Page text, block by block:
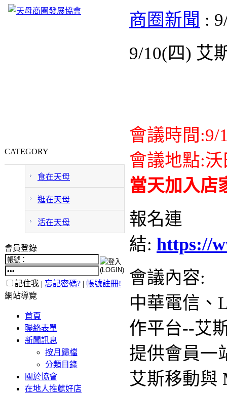
CATEGORY
食在天母
逛在天母
活在天母
會員登錄
記住我 | 忘記密碼? | 帳號註冊!
網站導覽
首頁
聯絡表單
新聞訊息
按月歸檔
分類目錄
關於協會
在地人推薦好店
商圈新聞 :
9/10(四) 艾
會議時間:9/
會議地點:
當天加入店
報名連
結: https://
會議內容:
中華電信、
作平台--艾
提供會員一
艾斯移動與